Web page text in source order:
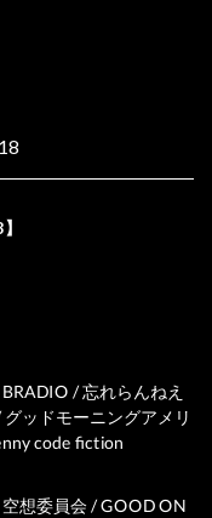
/ 忘れらんねえ
ッドモーニングアメリ
code fiction
想委員会 / GOOD ON